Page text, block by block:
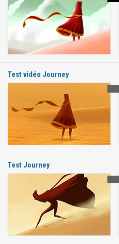
Test vidéo Journey
Test Journey